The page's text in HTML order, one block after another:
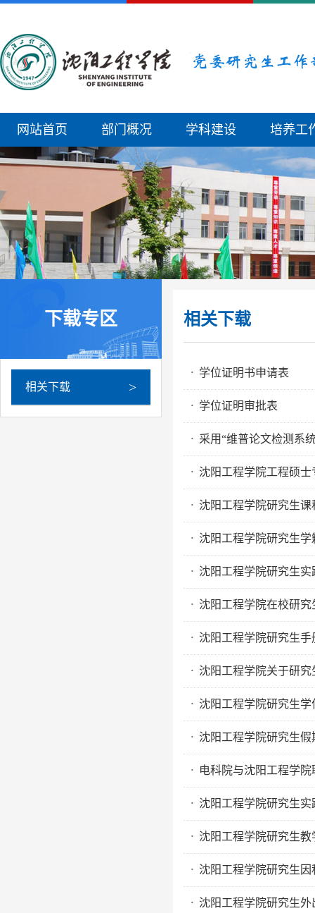
网站首页 部门概况 学科建设 培养工
下载专区
相关下载 >
相关下载
· 学位证明书申请表
· 学位证明审批表
· 采用“维普论文检测系
· 沈阳工程学院工程硕
· 沈阳工程学院研究生
· 沈阳工程学院研究生
· 沈阳工程学院研究生
· 沈阳工程学院在校研究
· 沈阳工程学院研究生
· 沈阳工程学院关于研
· 沈阳工程学院研究生
· 沈阳工程学院研究生
· 电科院与沈阳工程学
· 沈阳工程学院研究生
· 沈阳工程学院研究生
· 沈阳工程学院研究生
· 沈阳工程学院研究生